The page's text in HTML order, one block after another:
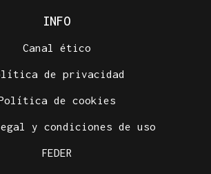
INFO
Canal ético
de privacidad
de cookies
y condiciones de uso
FEDER